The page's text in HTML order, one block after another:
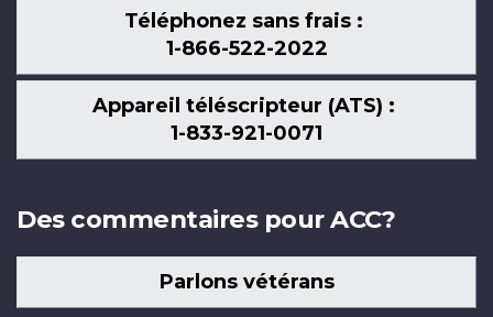
Téléphonez sans frais :
1-866-522-2022
Appareil téléscripteur (ATS) :
1-833-921-0071
Des commentaires pour ACC?
Parlons vétérans